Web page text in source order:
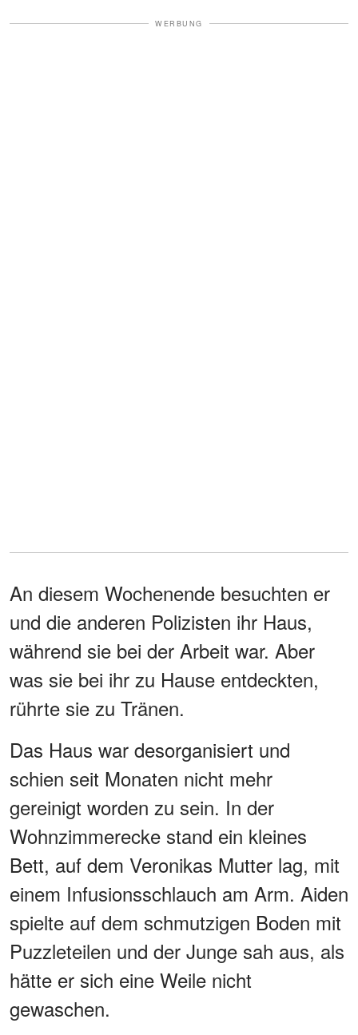
WERBUNG
An diesem Wochenende besuchten er
und die anderen Polizisten ihr Haus,
während sie bei der Arbeit war. Aber
was sie bei ihr zu Hause entdeckten,
rührte sie zu Tränen.
Das Haus war desorganisiert und
schien seit Monaten nicht mehr
gereinigt worden zu sein. In der
Wohnzimmerecke stand ein kleines
Bett, auf dem Veronikas Mutter lag, mit
einem Infusionsschlauch am Arm. Aiden
spielte auf dem schmutzigen Boden mit
Puzzleteilen und der Junge sah aus, als
hätte er sich eine Weile nicht
gewaschen.